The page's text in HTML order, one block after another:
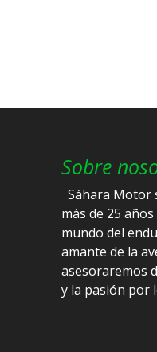
Sobre
Sáhara Motor
más de 25
mundo del
amante de la
asesoraremos
y la pasión por